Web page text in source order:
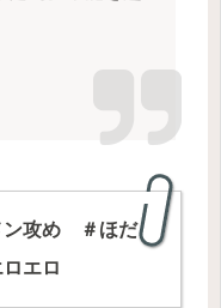
ン攻め ＃ほだ
エロ